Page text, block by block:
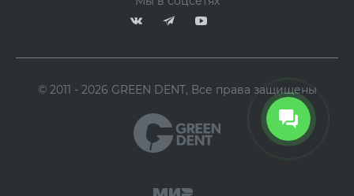
© 2011 - 2026 GREEN DENT, Все права защищены